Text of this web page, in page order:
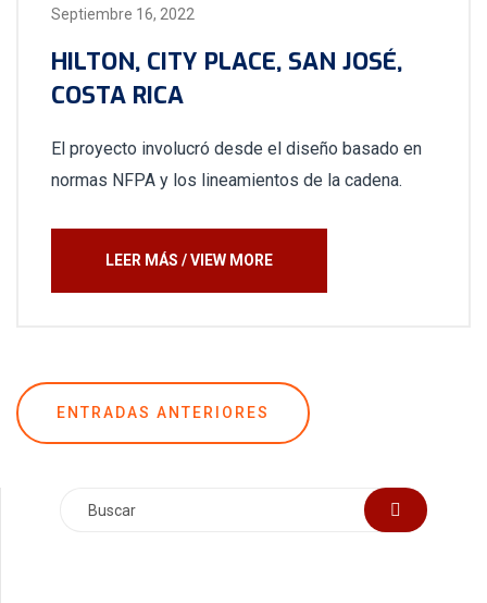
Septiembre 16, 2022
HILTON, CITY PLACE, SAN JOSÉ,
COSTA RICA
El proyecto involucró desde el diseño basado en
normas NFPA y los lineamientos de la cadena.
LEER MÁS / VIEW MORE
Navegación
de
ENTRADAS ANTERIORES